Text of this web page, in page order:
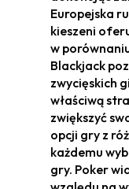
Europejska
kieszeni
w
Blackjack
zwycięskich
właściwą
zwiększyć
opcji gry z
każdemu
gry. Poker